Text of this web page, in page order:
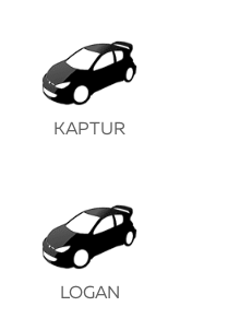
KAPTUR
LOGAN